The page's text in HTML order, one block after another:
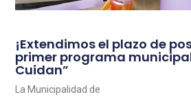
¡Extendimos el plazo de
primer programa
Cuidan”
La Municipalidad de